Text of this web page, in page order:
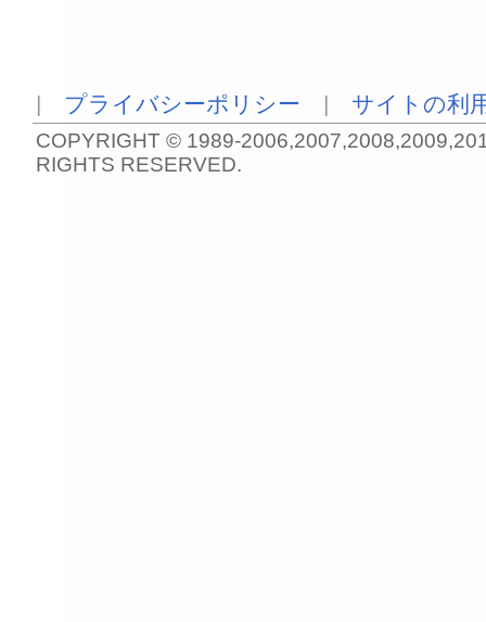
| プライバシーポリシー | サイトの利
COPYRIGHT © 1989-
RIGHTS RESERVED.